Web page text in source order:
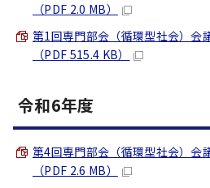
（PDF 2.0 MB）
第1回専門部会（循環型社会）
（PDF 515.4 KB）
令和6年度
第4回専門部会（循環型社会）
（PDF 2.6 MB）